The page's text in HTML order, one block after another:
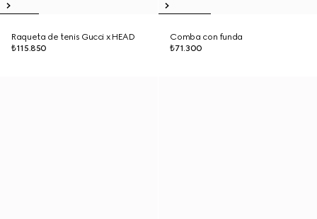
Raqueta de tenis Gucci x HEAD
₺115.850
Comba con funda
₺71.300